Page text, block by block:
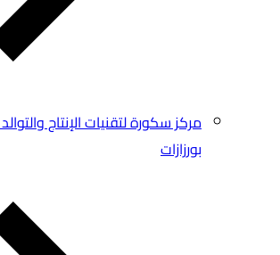
مركز سكورة لتقنيات الإنتاج
بورزازات